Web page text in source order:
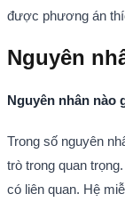
được phương án
Nguyên
Nguyên nhân nào
Trong số nguyên
trò trong quan
có liên quan. Hệ